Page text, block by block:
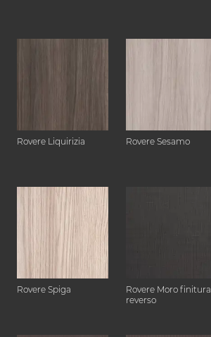
Rovere Liquirizia Rovere Sesamo
Rovere Spiga
Rovere Moro finitura
reverso